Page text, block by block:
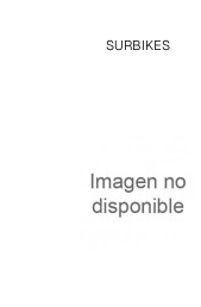
SURBIKES